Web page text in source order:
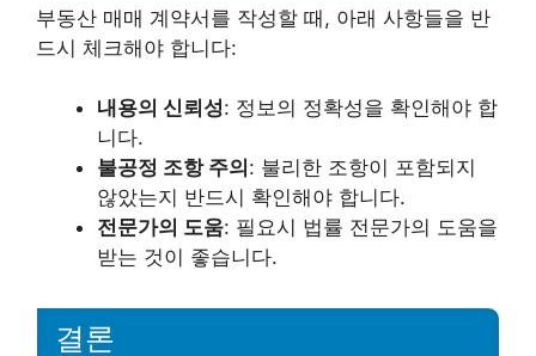
부동산 매매 계약서를 작성할 때, 아래 사항들을 반
드시 체크해야 합니다:
내용의 신뢰성: 정보의 정확성을 확인해야 합
니다.
불공정 조항 주의 : 불리한 조항이 포함되지
않았는지 반드시 확인해야 합니다.
전문가의 도움: 필요시 법률 전문가의 도움을
받는 것이 좋습니다.
결론